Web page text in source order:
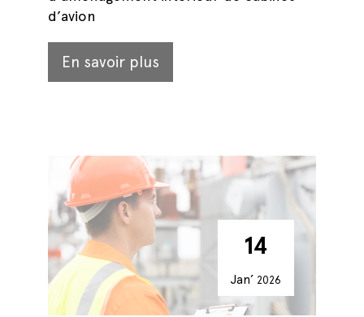
d’avion
En savoir plus
14
Jan’ 2026